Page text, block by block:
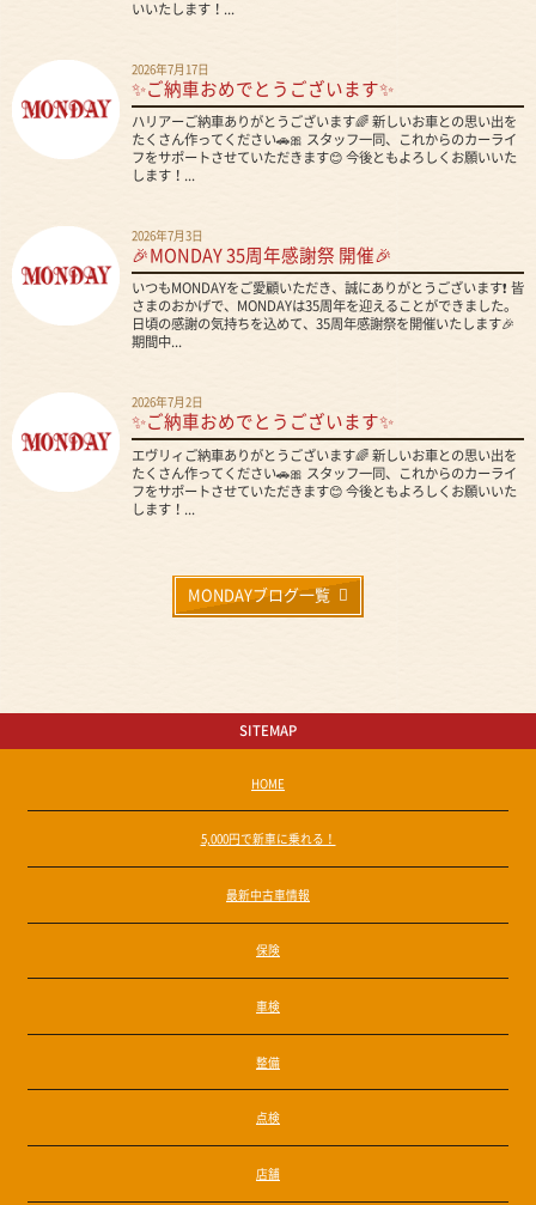
いいたします！...
2026年7月17日
✨ご納車おめでとうございます✨
ハリアーご納車ありがとうございます🌈 新しいお車との思い出を
たくさん作ってください🚗🎀 スタッフ一同、これからのカーライ
フをサポートさせていただきます😊 今後ともよろしくお願いいた
します！...
2026年7月3日
🎉MONDAY 35周年感謝祭 開催🎉
いつもMONDAYをご愛顧いただき、誠にありがとうございます❗ 皆
さまのおかげで、MONDAYは35周年を迎えることができました。
日頃の感謝の気持ちを込めて、35周年感謝祭を開催いたします🎉
期間中...
2026年7月2日
✨ご納車おめでとうございます✨
エヴリィご納車ありがとうございます🌈 新しいお車との思い出を
たくさん作ってください🚗🎀 スタッフ一同、これからのカーライ
フをサポートさせていただきます😊 今後ともよろしくお願いいた
します！...
MONDAYブログ一覧
SITEMAP
HOME
5,000円で新車に乗れる！
最新中古車情報
保険
車検
整備
点検
店舗